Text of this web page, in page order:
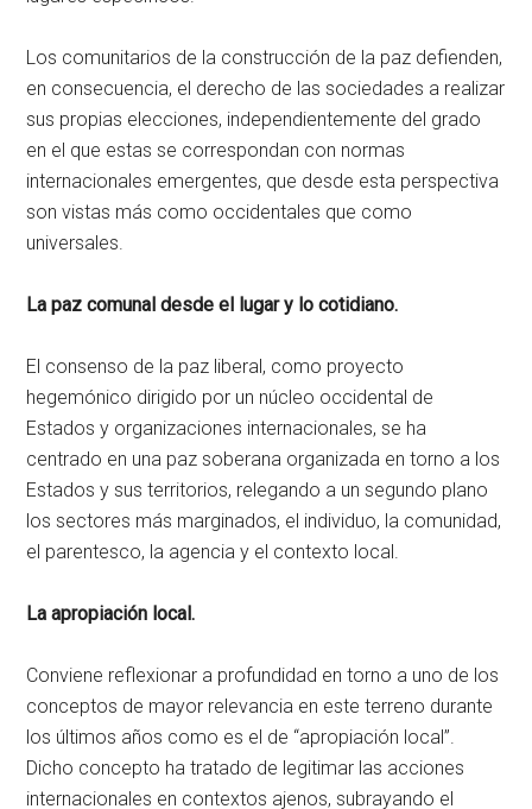
Los comunitarios de la construcción de la paz defienden,
en consecuencia, el derecho de las sociedades a realizar
sus propias elecciones, independientemente del grado
en el que estas se correspondan con normas
internacionales emergentes, que desde esta perspectiva
son vistas más como occidentales que como
universales.
La paz comunal desde el lugar y lo cotidiano.
El consenso de la paz liberal, como proyecto
hegemónico dirigido por un núcleo occidental de
Estados y organizaciones internacionales, se ha
centrado en una paz soberana organizada en torno a los
Estados y sus territorios, relegando a un segundo plano
los sectores más marginados, el individuo, la comunidad,
el parentesco, la agencia y el contexto local.
La apropiación local.
Conviene reflexionar a profundidad en torno a uno de los
conceptos de mayor relevancia en este terreno durante
los últimos años como es el de “apropiación local”.
Dicho concepto ha tratado de legitimar las acciones
internacionales en contextos ajenos, subrayando el